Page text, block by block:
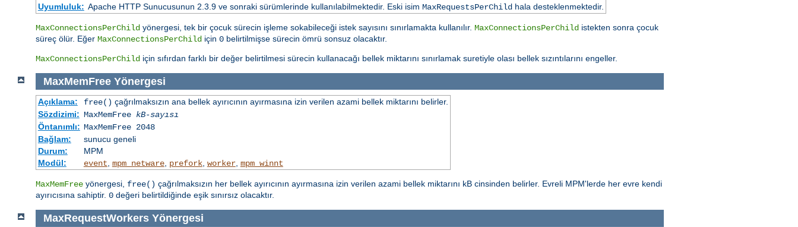
Uyumluluk: Apache HTTP Sunucusunun 2.3.9 ve sonraki sürümlerinde kullanılabilmektedir. Eski isim MaxRequestsPerChildhala desteklenmektedir.
MaxConnectionsPerChild yönergesi, tek bir çocuk sürecin işleme sokabileceği istek sayısını sınırlamakta kullanılır. MaxConnectionsPerChild istekten sonra çocuk
süreç ölür. Eğer MaxConnectionsPerChild için 0 belirtilmişse sürecin ömrü sonsuz olacaktır.
MaxConnectionsPerChild için sıfırdan farklı bir değer belirtilmesi sürecin kullanacağı bellek miktarını sınırlamak suretiyle olası bellek sızıntılarını engeller.
MaxMemFree Yönergesi
Açıklama: free() çağrılmaksızın ana bellek ayırıcının ayırmasına izin verilen azami bellek miktarını belirler.
Sözdizimi: MaxMemFree kB-sayısı
Öntanımlı: MaxMemFree 2048
Bağlam:
sunucu geneli
Durum:
MPM
Modül:
event mpm_netware, prefork, worker, mpm_winnt
MaxMemFree yönergesi, free() çağrılmaksızın her bellek ayırıcının ayırmasına izin verilen azami bellek miktarını kB cinsinden belirler. Evreli MPM'lerde her evre kendi
ayırıcısına sahiptir. 0 değeri belirtildiğinde eşik sınırsız olacaktır.
MaxRequestWorkers Yönergesi